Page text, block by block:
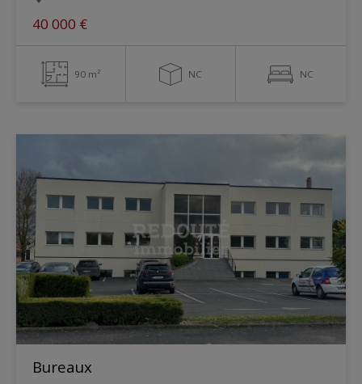
40 000 €
90 m² NC NC
Bureaux